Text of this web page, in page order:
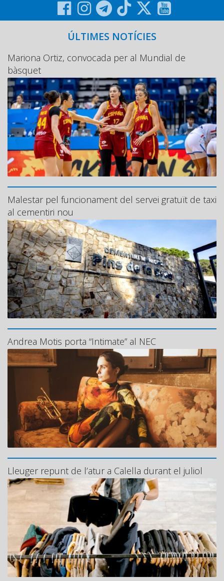
ÚLTIMES NOTÍCIES
Mariona Ortiz, convocada per al Mundial de
bàsquet
Malestar pel funcionament del servei gratuït de taxi
al cementiri nou
Andrea Motis porta “Intimate” al NEC
Lleuger repunt de l’atur a Calella durant el juliol